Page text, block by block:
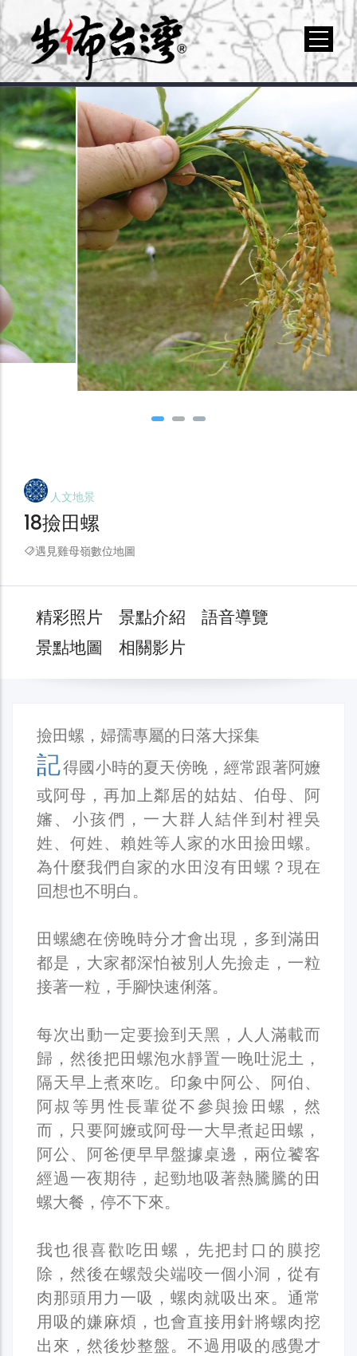
人文地景
18撿田螺
遇見雞母嶺數位地圖
精彩照片 景點介紹
語音導覽
景點地圖
相關影片
撿田螺，婦孺專屬的日落大採集
記得國小時的夏天傍晚，經常跟著阿嬤
或阿母，再加上鄰居的姑姑、伯母、阿
嬸、小孩們，一大群人結伴到村裡吳
姓、何姓、賴姓等人家的水田撿田螺。
為什麼我們自家的水田沒有田螺？現在
回想也不明白。
田螺總在傍晚時分才會出現，多到滿田
都是，大家都深怕被別人先撿走，一粒
接著一粒，手腳快速俐落。
每次出動一定要撿到天黑，人人滿載而
歸，然後把田螺泡水靜置一晚吐泥土，
隔天早上煮來吃。印象中阿公、阿伯、
阿叔等男性長輩從不參與撿田螺，然
而，只要阿嬤或阿母一大早煮起田螺，
阿公、阿爸便早早盤據桌邊，兩位饕客
經過一夜期待，起勁地吸著熱騰騰的田
螺大餐，停不下來。
我也很喜歡吃田螺，先把封口的膜挖
除，然後在螺殼尖端咬一個小洞，從有
肉那頭用力一吸，螺肉就吸出來。通常
用吸的嫌麻煩，也會直接用針將螺肉挖
出來，然後炒整盤。不過用吸的感覺才